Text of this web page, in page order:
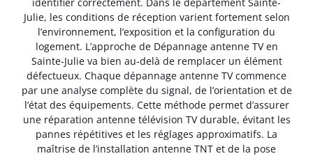
Julie, les conditions de réception varient fortement selon
l’environnement, l’exposition et la configuration du
logement. L’approche de Dépannage antenne TV en
Sainte-Julie va bien au-delà de remplacer un élément
défectueux. Chaque dépannage antenne TV commence
par une analyse complète du signal, de l’orientation et de
l’état des équipements. Cette méthode permet d’assurer
une réparation antenne télévision TV durable, évitant les
pannes répétitives et les réglages approximatifs. La
maîtrise de l’installation antenne TNT et de la pose